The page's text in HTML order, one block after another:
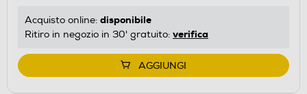
Acquisto online: disponibile
Ritiro in negozio in 30' gratuito: verifica
AGGIUNGI